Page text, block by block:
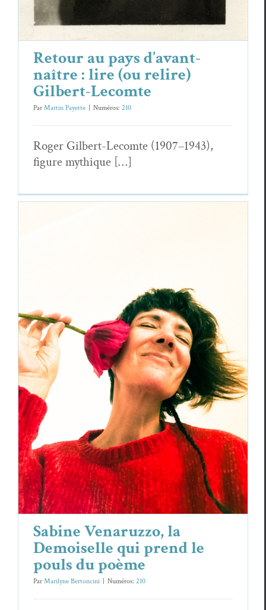
Retour au pays d’avant-
naître : lire (ou relire)
Gilbert-Lecomte
ParMartin Payette Numéros: 210
Roger Gilbert-Lecomte (1907–1943),
fig­ure mythique […]
Sabine Venaruzzo, la Demoiselle qui
prend le pouls du poème
Essais & Chroniques Sabine Venaruz­zo
Sabine Venaruzzo, la
Demoiselle qui prend le
pouls du poème
ParMarilyne Bertoncini Numéros: 210